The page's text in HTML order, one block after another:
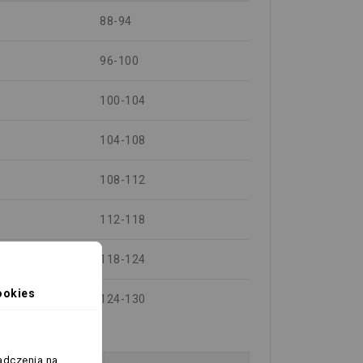
88-94
96-100
100-104
104-108
108-112
112-118
118-124
124-130
na